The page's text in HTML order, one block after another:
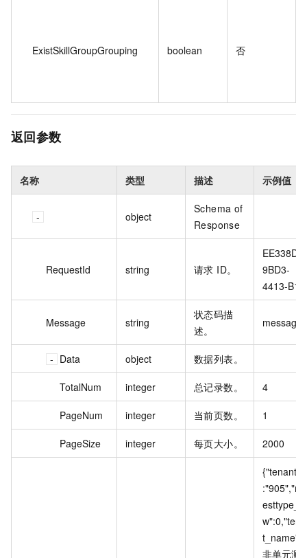
ExistSkillGroupGrouping boolean 否
返回参数
名称 类型 描述 示例值
object
Schema of
Response
RequestId string 请求 ID。
9BD3-
4413-
Message string
状态码描
述。
message
Data object 数据列表。
TotalNum integer 总记录数。 4
PageNum integer 当前页数。 1
PageSize integer 每页大小。 2000
t_name":"
非单元测